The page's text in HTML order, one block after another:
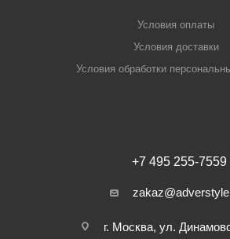
Условия оплаты
Условия доставки
Условия обработки
+7 495 255-7559
г. Москва, ул.